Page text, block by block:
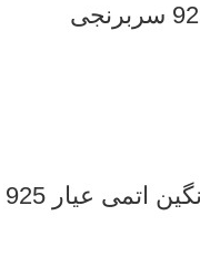
اتمی عیار 925